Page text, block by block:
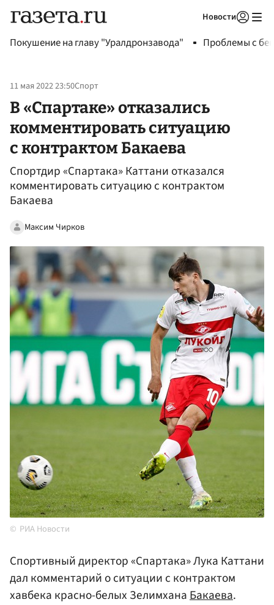
Новости
Покушение на главу "Уралдронзавода" Проблемы с
11 мая 2022 23:50Спорт
В «Спартаке» отказались
комментировать ситуацию
с контрактом Бакаева
Спортдир «Спартака» Каттани отказался
комментировать ситуацию с контрактом
Бакаева
Максим Чирков
РИА Новости
Спортивный директор «Спартака» Лука Каттани
дал комментарий о ситуации с контрактом
хавбека красно-белых ЗелимханаБакаева.